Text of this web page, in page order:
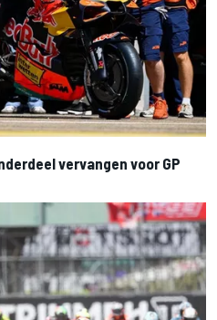
vervangen voor GP